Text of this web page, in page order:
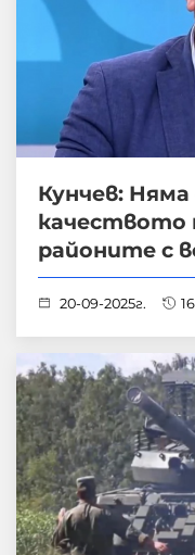
Кунчев:
качеството
районите с
20-09-2025г. 16